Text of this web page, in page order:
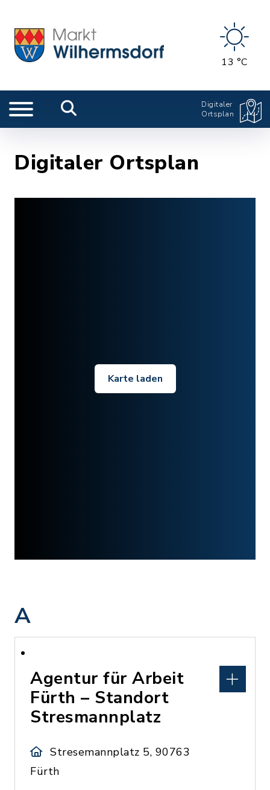
13 °C
Digitaler
Ortsplan
Digitaler Ortsplan
Karte laden
A
Agentur für Arbeit
Fürth – Standort
Stresmannplatz
Stresemannplatz 5, 90763
Fürth